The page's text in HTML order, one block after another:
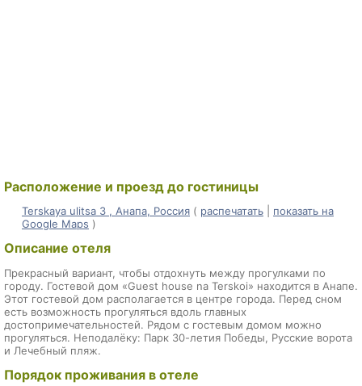
Расположение и проезд до гостиницы
Terskaya ulitsa 3 , Анапа, Россия ( распечатать
показать на
Google Maps )
Описание отеля
Прекрасный вариант, чтобы отдохнуть между прогулками по
городу. Гостевой дом «Guest house na Terskoi» находится в Анапе.
Этот гостевой дом располагается в центре города. Перед сном
есть возможность прогуляться вдоль главных
достопримечательностей. Рядом с гостевым домом можно
прогуляться. Неподалёку: Парк 30-летия Победы, Русские ворота
и Лечебный пляж.
Порядок проживания в отеле